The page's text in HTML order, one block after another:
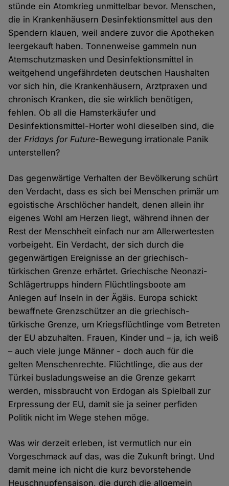
stünde ein Atomkrieg unmittelbar bevor. Menschen,
die in Krankenhäusern Desinfektionsmittel aus den
Spendern klauen, weil andere zuvor die Apotheken
leergekauft haben. Tonnenweise gammeln nun
Atemschutzmasken und Desinfektionsmittel in
weitgehend ungefährdeten deutschen Haushalten
vor sich hin, die Krankenhäusern, Arztpraxen und
chronisch Kranken, die sie wirklich benötigen,
fehlen. Ob all die Hamsterkäufer und
Desinfektionsmittel-Horter wohl dieselben sind, die
derFridays for Future-Bewegung irrationale Panik
unterstellen?
Das gegenwärtige Verhalten der Bevölkerung schürt
den Verdacht, dass es sich bei Menschen primär um
egoistische Arschlöcher handelt, denen allein ihr
eigenes Wohl am Herzen liegt, während ihnen der
Rest der Menschheit einfach nur am Allerwertesten
vorbeigeht. Ein Verdacht, der sich durch die
gegenwärtigen Ereignisse an der griechisch-
türkischen Grenze erhärtet. Griechische Neonazi-
Schlägertrupps hindern Flüchtlingsboote am
Anlegen auf Inseln in der Ägäis. Europa schickt
bewaffnete Grenzschützer an die griechisch-
türkische Grenze, um Kriegsflüchtlinge vom Betreten
der EU abzuhalten. Frauen, Kinder und – ja, ich weiß
– auch viele junge Männer - doch auch für die
gelten Menschenrechte. Flüchtlinge, die aus der
Türkei busladungsweise an die Grenze gekarrt
werden, missbraucht von Erdogan als Spielball zur
Erpressung der EU, damit sie ja seiner perfiden
Politik nicht im Wege stehen möge.
Was wir derzeit erleben, ist vermutlich nur ein
Vorgeschmack auf das, was die Zukunft bringt. Und
damit meine ich nicht die kurz bevorstehende
Heuschnupfensaison, die durch die allgemein